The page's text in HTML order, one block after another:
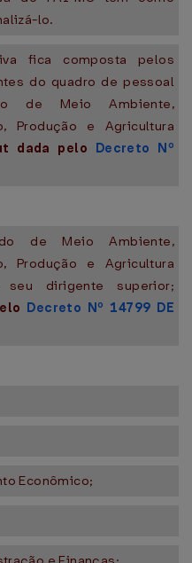
lo.
fica composta pelos
do quadro de pessoal
de Meio Ambiente,
Produção e Agricultura
dada pelo Decreto Nº
de Meio Ambiente,
Produção e Agricultura
dirigente superior;
Decreto Nº 14799 DE
Econômico;